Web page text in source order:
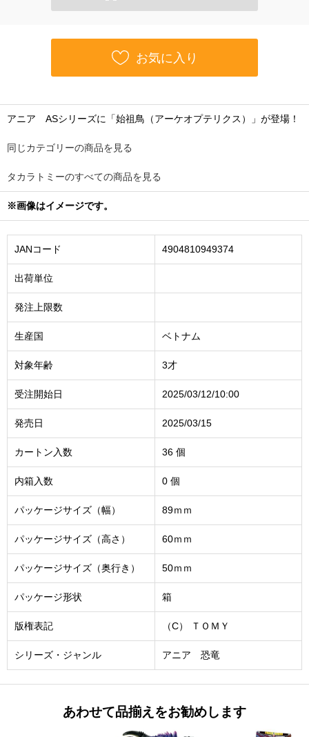
お気に入り
アニア ASシリーズに「始祖鳥（アーケオプテリクス）」が登場！
同じカテゴリーの商品を見る
タカラトミーのすべての商品を見る
※画像はイメージです。
JANコード 4904810949374
出荷単位
発注上限数
生産国 ベトナム
対象年齢 3才
受注開始日 2025/03/12/10:00
発売日 2025/03/15
カートン入数 36 個
内箱入数 0 個
パッケージサイズ（幅） 89ｍｍ
パッケージサイズ（高さ） 60ｍｍ
パッケージサイズ（奥行き） 50ｍｍ
パッケージ形状 箱
版権表記 （C） ＴＯＭＹ
シリーズ・ジャンル アニア 恐竜
あわせて品揃えをお勧めします